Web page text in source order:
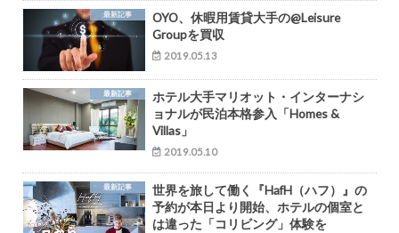
最新記事
OYO、休暇用賃貸大手の@Leisure
Groupを買収
2019.05.13
最新記事
ホテル大手マリオット・インターナシ
ョナルが民泊本格参入「Homes &
Villas」
2019.05.10
最新記事
世界を旅して働く『HafH（ハフ）』の
予約が本日より開始、ホテルの個室と
は違った「コリビング」体験を